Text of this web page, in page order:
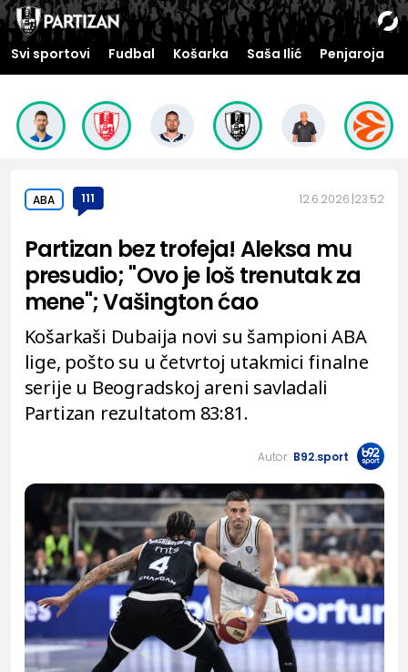
Svi sportovi Fudbal Košarka Saša Ilić Penjaroja
ABA 111 12.6.2026. 23:52
Partizan bez trofeja! Aleksa mu
presudio; "Ovo je loš trenutak za
mene"; Vašington ćao
Košarkaši Dubaija novi su šampioni ABA
lige, pošto su u četvrtoj utakmici finalne
serije u Beogradskoj areni savladali
Partizan rezultatom 83:81.
Autor: B92.sport